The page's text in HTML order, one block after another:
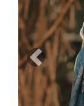
Previous